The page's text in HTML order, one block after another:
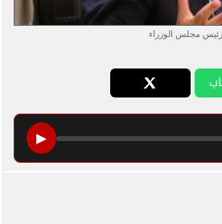
مجلس الوزراء
▶